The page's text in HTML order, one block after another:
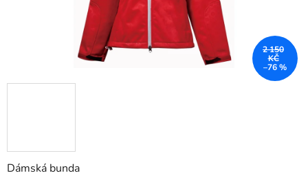
Dámská bunda
2 150
KČ
–76 %